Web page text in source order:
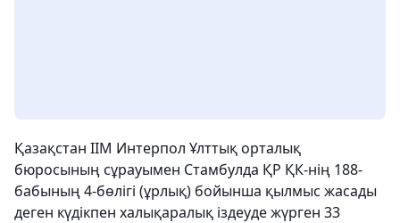
Қазақстан ІІМ Интерпол Ұлттық орталық
бюросының сұрауымен Стамбулда ҚР ҚК-нің 188-
бабының 4-бөлігі (ұрлық) бойынша қылмыс жасады
деген күдікпен халықаралық іздеуде жүрген 33